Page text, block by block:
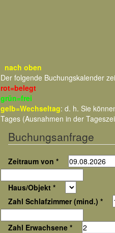
nach oben
Der folgende Buchungskalender
rot=belegt
grün=frei
gelb=Wechseltag: d. h. Sie
Tages (Ausnahmen in der
Buchungsanfrage
Zeitraum von *
Haus/Objekt *
Zahl Schlafzimmer (mind.) *
Zahl Erwachsene *